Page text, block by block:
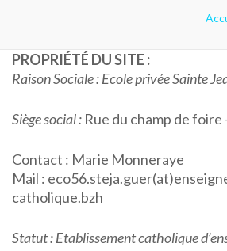
PROPRIÉTÉ DU SITE :
Raison Sociale : Ecole privée Sainte
Siège social : Rue du champ de foire
Contact : Marie Monneraye
Mail :
catholique.bzh
Statut : Etablissement catholique